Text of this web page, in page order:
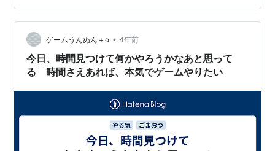
(^^) ・ 今日から四月ですね♪ 新年度の始まりの…
ゲームうんぬん＋α • 4年前
今日、時間見つけて何かやろうかなあと思って
る 時間さえあれば、本気でゲームやりたい